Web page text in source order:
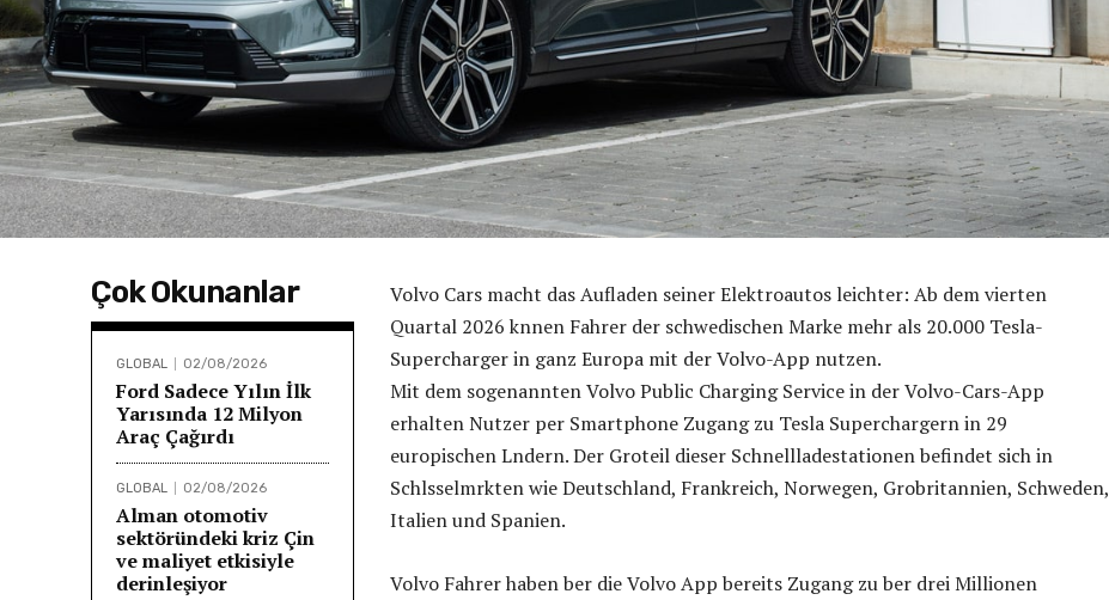
Çok Okunanlar
GLOBAL 02/08/2026
Ford Sadece Yılın İlk
Yarısında 12 Milyon
Araç Çağırdı
GLOBAL 02/08/2026
Alman otomotiv
sektöründeki kriz Çin
ve maliyet etkisiyle
derinleşiyor
Volvo Cars macht das Aufladen seiner Elektroautos leichter: Ab dem vierten
Quartal 2026 knnen Fahrer der schwedischen Marke mehr als 20.000 Tesla-
Supercharger in ganz Europa mit der Volvo-App nutzen.
Mit dem sogenannten Volvo Public Charging Service in der Volvo-Cars-App
erhalten Nutzer per Smartphone Zugang zu Tesla Superchargern in 29
europischen Lndern. Der Groteil dieser Schnellladestationen befindet sich in
Schlsselmrkten wie Deutschland, Frankreich, Norwegen, Grobritannien, Schweden,
Italien und Spanien.
Volvo Fahrer haben ber die Volvo App bereits Zugang zu ber drei Millionen